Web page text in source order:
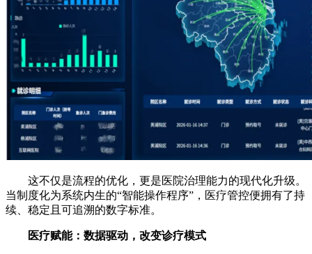
这不仅是流程的优化，更是医院治理能力的现代化升级。
当制度化为系统内生的“智能操作程序”，医疗管控便拥有了持
续、稳定且可追溯的数字标准。
医疗赋能：数据驱动，改变诊疗模式